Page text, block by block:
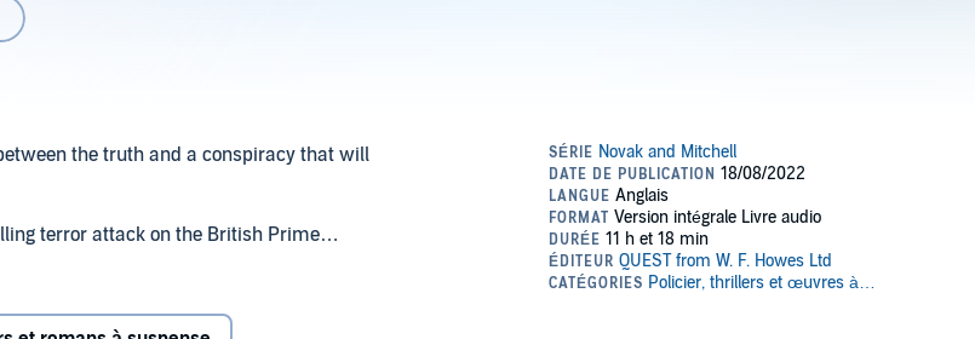
the truth and a conspiracy that will
terror attack on the British Prime
and English duo investigate, the more